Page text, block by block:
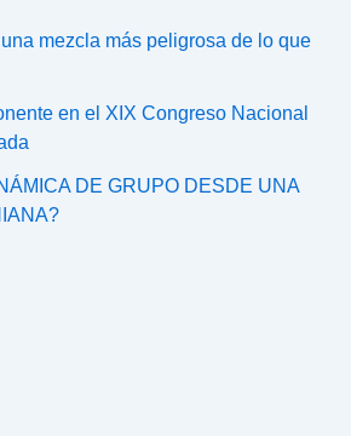
mezcla más peligrosa de lo que
en el XIX Congreso Nacional
DE GRUPO DESDE UNA